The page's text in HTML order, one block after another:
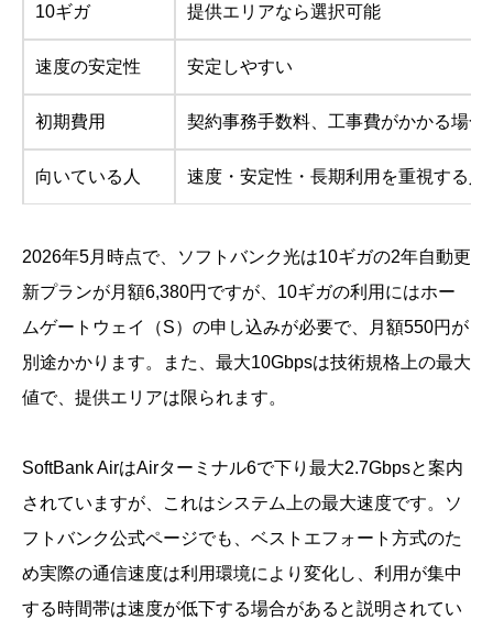
10ギガ 提供エリアなら選択可能
速度の安定性 安定しやすい
初期費用 契約事務手数料、工事費がかかる場合
向いている人 速度・安定性・長期利用を重視する人
2026年5月時点で、ソフトバンク光は10ギガの2年自動更
新プランが月額6,380円ですが、10ギガの利用にはホー
ムゲートウェイ（S）の申し込みが必要で、月額550円が
別途かかります。また、最大10Gbpsは技術規格上の最大
値で、提供エリアは限られます。
SoftBank AirはAirターミナル6で下り最大2.7Gbpsと案内
されていますが、これはシステム上の最大速度です。ソ
フトバンク公式ページでも、ベストエフォート方式のた
め実際の通信速度は利用環境により変化し、利用が集中
する時間帯は速度が低下する場合があると説明されてい